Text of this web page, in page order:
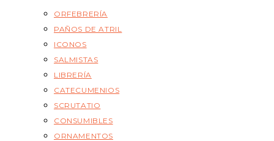
ORFEBRERÍA
PAÑOS DE ATRIL
ICONOS
SALMISTAS
LIBRERÍA
CATECUMENIOS
SCRUTATIO
CONSUMIBLES
ORNAMENTOS